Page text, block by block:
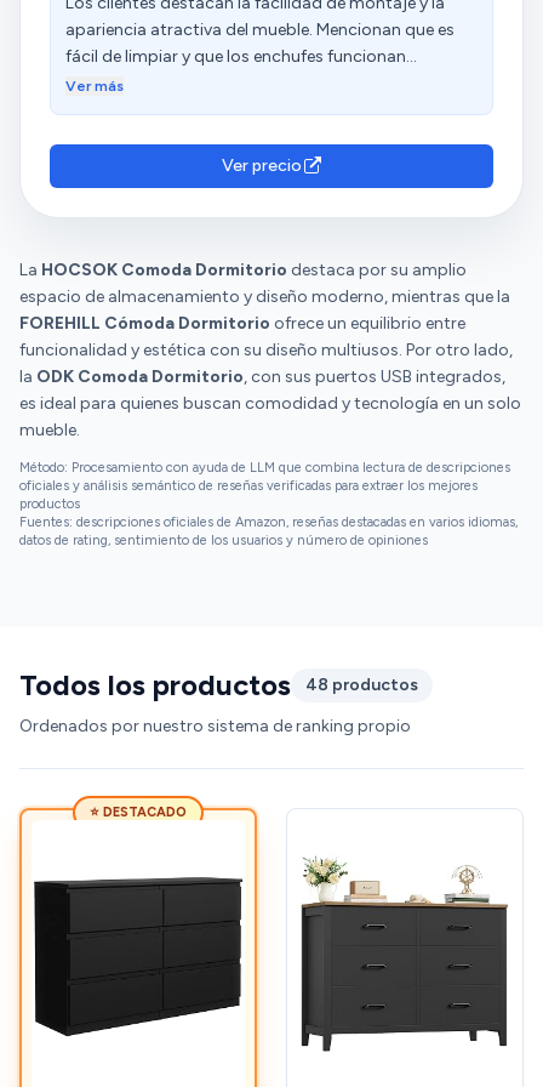
apariencia atractiva del mueble. Mencionan que es
fácil de limpiar y que los enchufes funcionan
correctamente. Además, resaltan su excelente
de almacenaje. Sin embargo, tienen opiniones
diversas sobre el material.
Ver más
Ver precio
La HOCSOK Comoda Dormitorio destaca por su amplio
espacio de almacenamiento y diseño moderno, mientras que la
FOREHILL Cómoda Dormitorio ofrece un equilibrio entre
funcionalidad y estética con su diseño multiusos. Por otro lado,
la ODK Comoda Dormitorio, con sus puertos USB integrados,
es ideal para quienes buscan comodidad y tecnología en un solo
mueble.
Método: Procesamiento con ayuda de LLM que combina lectura de descripciones
oficiales y análisis semántico de reseñas verificadas para extraer los mejores
productos
Fuentes: descripciones oficiales de Amazon, reseñas destacadas en varios idiomas,
datos de rating, sentimiento de los usuarios y número de opiniones
Todos los productos
48 productos
Ordenados por nuestro sistema de ranking propio
⭐ DESTACADO